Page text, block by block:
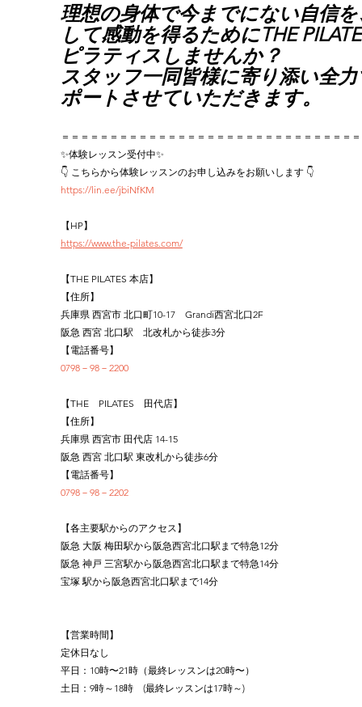
理想の身体で今までにない自信
して感動を得るためにTHE
ピラティスしませんか？
スタッフ一同皆様に寄り添い全
ポートさせていただきます。
＝＝＝＝＝＝＝＝＝＝＝＝＝＝＝＝＝＝＝＝＝＝＝＝＝＝＝＝＝＝
✨体験レッスン受付中✨
👇 こちらから体験レッスンのお申し込みをお願いします 👇
https://lin.ee/jbiNfKM
【HP】
https://www.the-pilates.com/
【THE PILATES 本店】
【住所】
兵庫県 西宮市 北口町10-17　Grandi西宮北口2F
阪急 西宮 北口駅　北改札から徒歩3分
【電話番号】
0798－98－2200
【THE　PILATES　田代店】
【住所】
兵庫県 西宮市 田代店 14-15
阪急 西宮 北口駅 東改札から徒歩6分
【電話番号】
0798－98－2202
【各主要駅からのアクセス】
阪急 大阪 梅田駅から阪急西宮北口駅まで特急12分
阪急 神戸 三宮駅から阪急西宮北口駅まで特急14分
宝塚 駅から阪急西宮北口駅まで14分
【営業時間】
定休日なし
平日：10時〜21時（最終レッスンは20時〜）
土日：9時～18時　(最終レッスンは17時～)